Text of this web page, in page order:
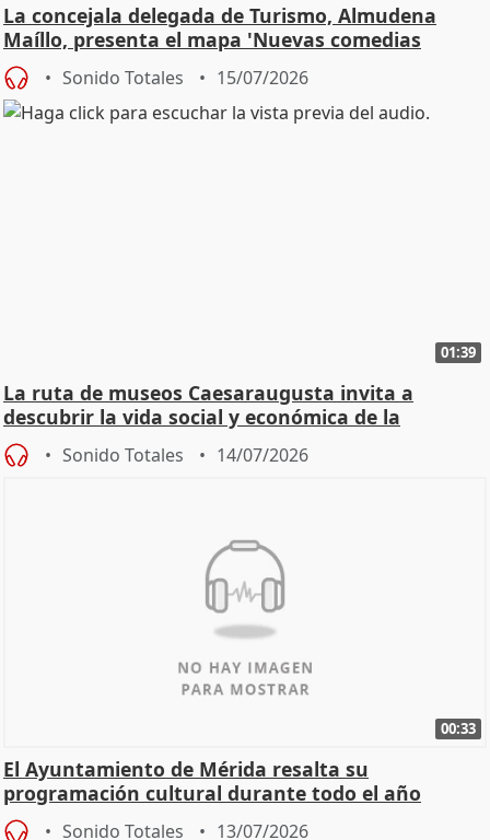
La concejala delegada de Turismo, Almudena
Maíllo, presenta el mapa 'Nuevas comedias
madrileñas'
Sonido Totales 15/07/2026
01:39
La ruta de museos Caesaraugusta invita a
descubrir la vida social y económica de la
Zaragoza ro
Sonido Totales 14/07/2026
00:33
El Ayuntamiento de Mérida resalta su
programación cultural durante todo el año
Sonido Totales 13/07/2026